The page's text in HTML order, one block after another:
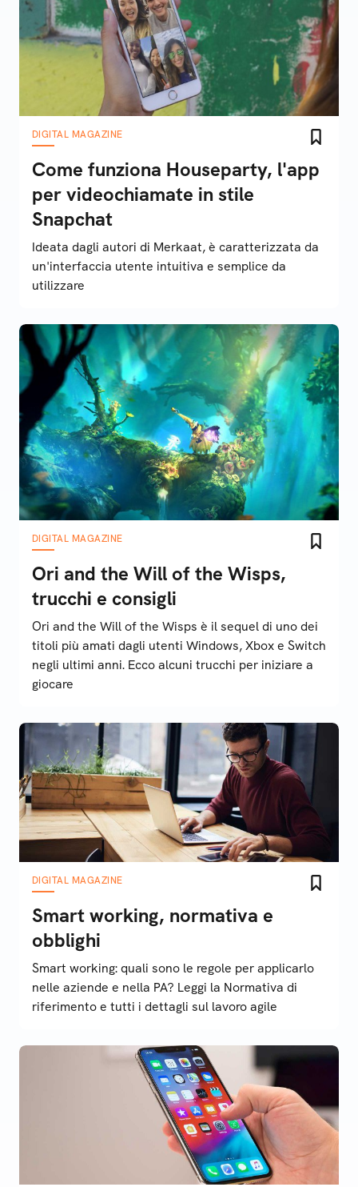
DIGITAL MAGAZINE
Come funziona Houseparty, l'app
per videochiamate in stile
Snapchat
Ideata dagli autori di Merkaat, è caratterizzata da
un'interfaccia utente intuitiva e semplice da
utilizzare
DIGITAL MAGAZINE
Ori and the Will of the Wisps,
trucchi e consigli
Ori and the Will of the Wisps è il sequel di uno dei
titoli più amati dagli utenti Windows, Xbox e Switch
negli ultimi anni. Ecco alcuni trucchi per iniziare a
giocare
DIGITAL MAGAZINE
Smart working, normativa e
obblighi
Smart working: quali sono le regole per applicarlo
nelle aziende e nella PA? Leggi la Normativa di
riferimento e tutti i dettagli sul lavoro agile